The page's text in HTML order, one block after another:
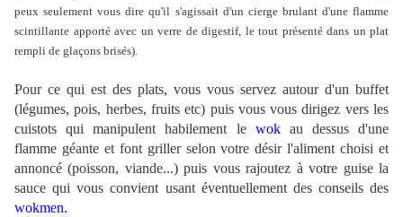
peux seulement vous dire qu'il s'agissait d'un cierge brulant d'une flamme
scintillante apporté avec un verre de digestif, le tout présenté dans un plat
rempli de glaçons brisés).
Pour ce qui est des plats, vous vous servez autour d'un buffet
(légumes, pois, herbes, fruits etc) puis vous vous dirigez vers les
cuistots qui manipulent habilement le wokau dessus d'une
flamme géante et font griller selon votre désir l'aliment choisi et
annoncé (poisson, viande...) puis vous rajoutez à votre guise la
sauce qui vous convient usant éventuellement des conseils des
wokmen.